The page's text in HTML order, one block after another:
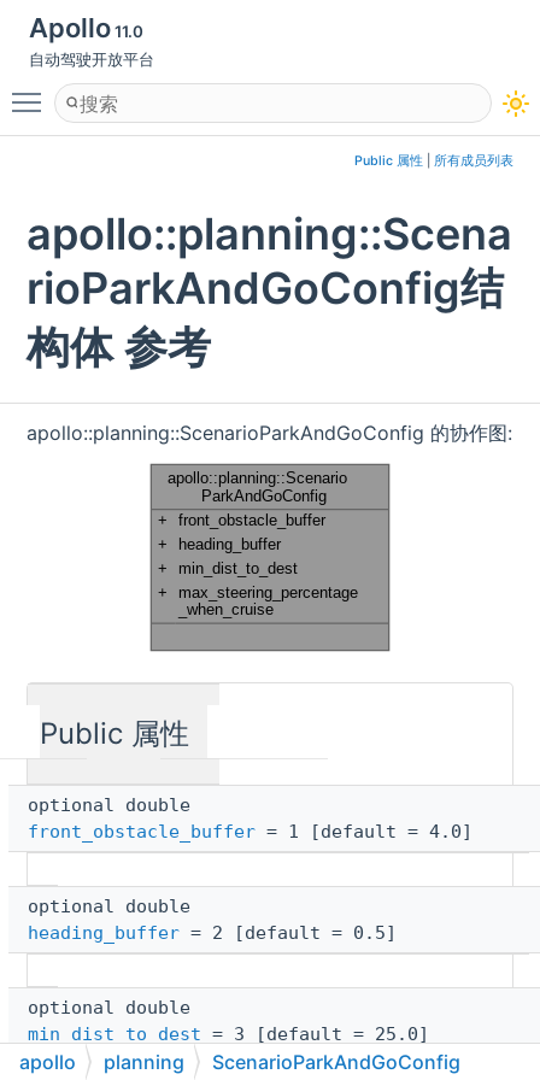
Apollo11.0
自动驾驶开放平台
Toggle main menu visibility
Public 属性 所有成员列表
apollo::planning::Scena
rioParkAndGoConfig结
构体 参考
apollo::planning::ScenarioParkAndGoConfig 的协作图:
Public 属性
optional double
front_obstacle_buffer = 1 [default = 4.0]
optional double
heading_buffer = 2 [default = 0.5]
optional double
min_dist_to_dest = 3 [default = 25.0]
apollo planning ScenarioParkAndGoConfig